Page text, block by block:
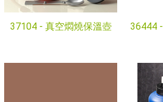
37104 - 真空燜燒保溫壺 36444 -